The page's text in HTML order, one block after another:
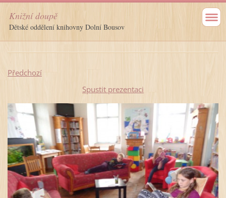
Knižní doupě
Dětské oddělení knihovny Dolní Bousov
Předchozí
Spustit prezentaci